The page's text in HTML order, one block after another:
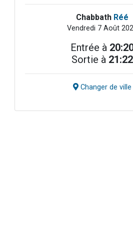
Chabbath Réé
Vendredi 7 Août
Entrée à
Sortie à 21:22
Changer de ville